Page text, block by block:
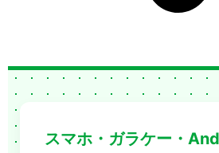
スマホ・ガラケー・